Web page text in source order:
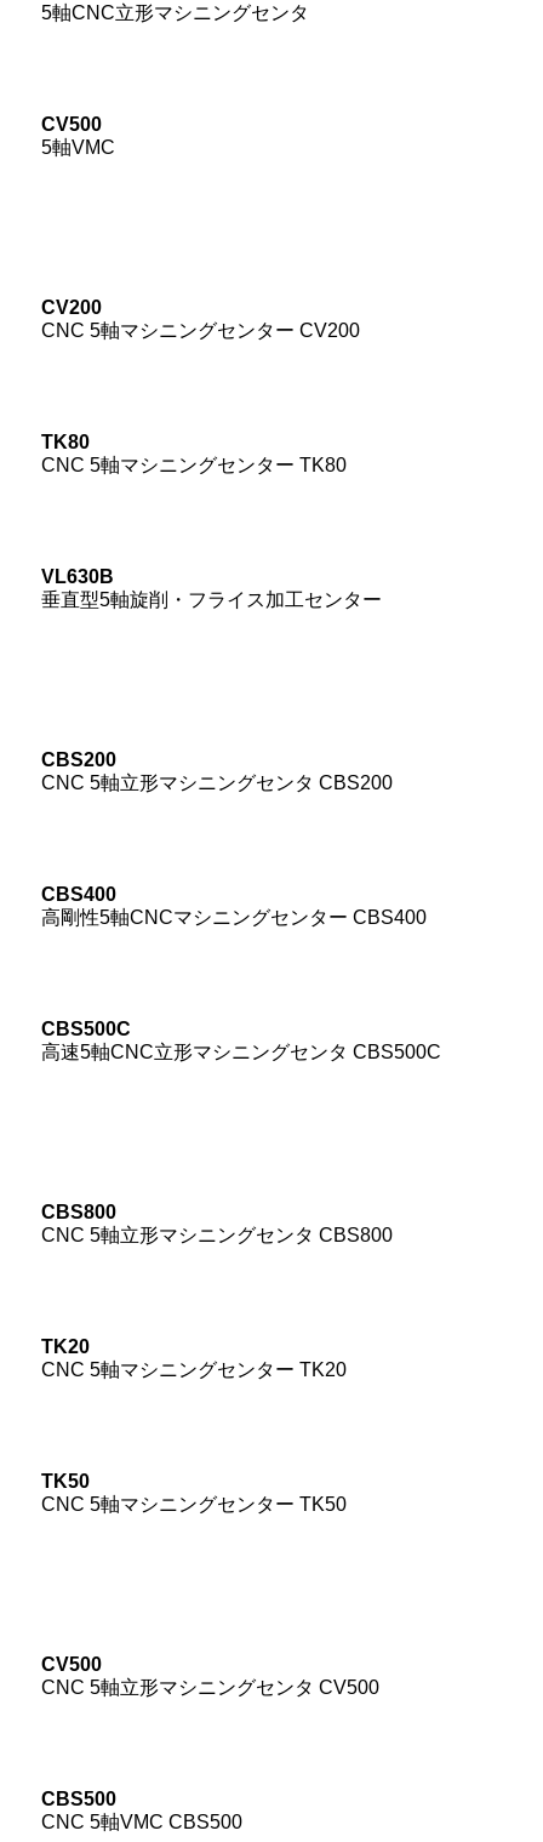
5軸CNC立形マシニングセンタ
CV500
5軸VMC
CV200
CNC 5軸マシニングセンター CV200
TK80
CNC 5軸マシニングセンター TK80
VL630B
垂直型5軸旋削・フライス加工センター
CBS200
CNC 5軸立形マシニングセンタ CBS200
CBS400
高剛性5軸CNCマシニングセンター CBS400
CBS500C
高速5軸CNC立形マシニングセンタ CBS500C
CBS800
CNC 5軸立形マシニングセンタ CBS800
TK20
CNC 5軸マシニングセンター TK20
TK50
CNC 5軸マシニングセンター TK50
CV500
CNC 5軸立形マシニングセンタ CV500
CBS500
CNC 5軸VMC CBS500